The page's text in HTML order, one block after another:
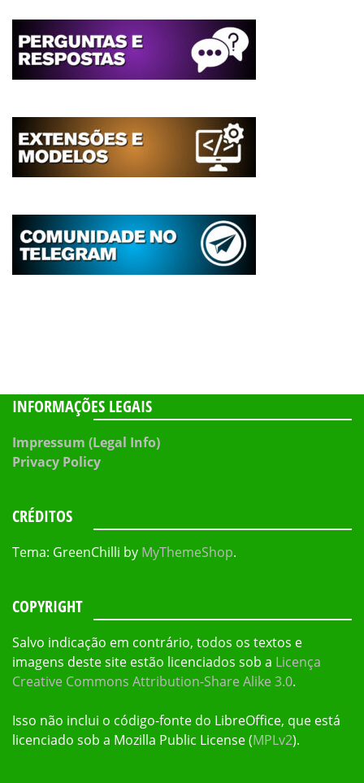
INFORMAÇÕES LEGAIS
Impressum (Legal Info)
Privacy Policy
CRÉDITOS
Tema: GreenChilli by MyThemeShop.
COPYRIGHT
Salvo indicação em contrário, todos os textos e
imagens deste site estão licenciados sob a Licença
Creative Commons Attribution-Share Alike 3.0.
Isso não inclui o código-fonte do LibreOffice, que está
licenciado sob a Mozilla Public License (MPLv2).